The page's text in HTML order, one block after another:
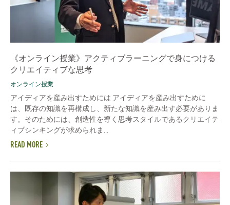
《オンライン授業》アクティブラーニングで身につける
クリエイティブな思考
オンライン授業
アイディアを産み出すためには アイディアを産み出すために
は、既存の知識を再構成し、新たな知識を産み出す必要がありま
す。そのためには、創造性を導く思考スタイルであるクリエイテ
ィブシンキングが求められま...
READ MORE